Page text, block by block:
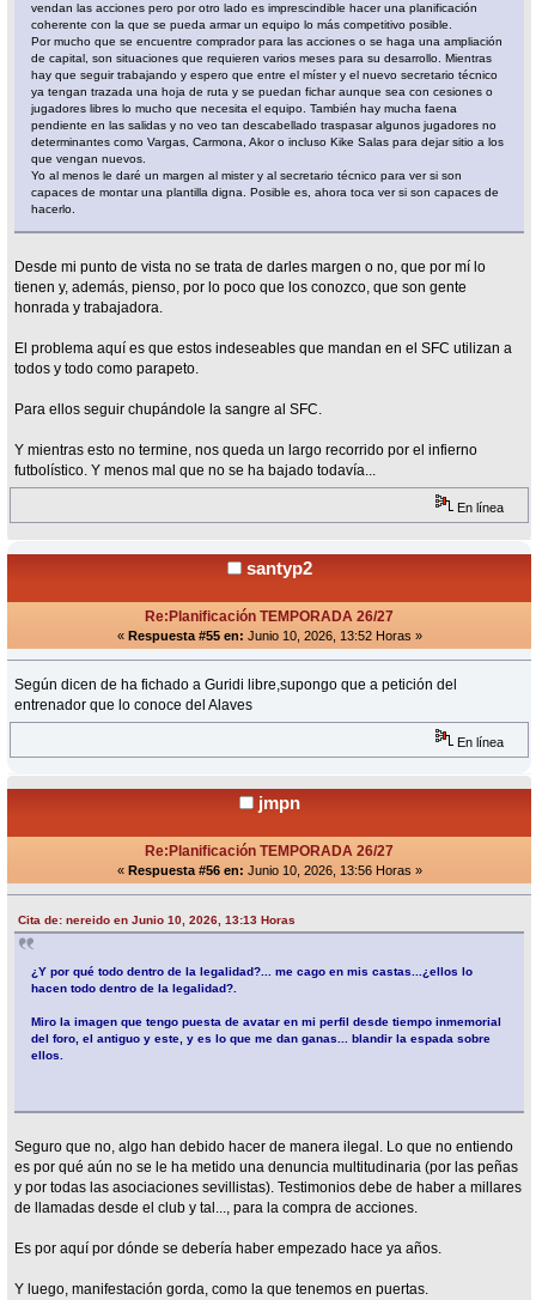
vendan las acciones pero por otro lado es imprescindible hacer una planificación
coherente con la que se pueda armar un equipo lo más competitivo posible.
Por mucho que se encuentre comprador para las acciones o se haga una ampliación
de capital, son situaciones que requieren varios meses para su desarrollo. Mientras
hay que seguir trabajando y espero que entre el míster y el nuevo secretario técnico
ya tengan trazada una hoja de ruta y se puedan fichar aunque sea con cesiones o
jugadores libres lo mucho que necesita el equipo. También hay mucha faena
pendiente en las salidas y no veo tan descabellado traspasar algunos jugadores no
determinantes como Vargas, Carmona, Akor o incluso Kike Salas para dejar sitio a los
que vengan nuevos.
Yo al menos le daré un margen al mister y al secretario técnico para ver si son
capaces de montar una plantilla digna. Posible es, ahora toca ver si son capaces de
hacerlo.
Desde mi punto de vista no se trata de darles margen o no, que por mí lo
tienen y, además, pienso, por lo poco que los conozco, que son gente
honrada y trabajadora.
El problema aquí es que estos indeseables que mandan en el SFC utilizan a
todos y todo como parapeto.
Para ellos seguir chupándole la sangre al SFC.
Y mientras esto no termine, nos queda un largo recorrido por el infierno
futbolístico. Y menos mal que no se ha bajado todavía...
En línea
santyp2
Re:Planificación TEMPORADA 26/27
« Respuesta #55 en: Junio 10, 2026, 13:52 Horas »
Según dicen de ha fichado a Guridi libre,supongo que a petición del
entrenador que lo conoce del Alaves
En línea
jmpn
Re:Planificación TEMPORADA 26/27
« Respuesta #56 en: Junio 10, 2026, 13:56 Horas »
Cita de: nereido en Junio 10, 2026, 13:13 Horas
¿Y por qué todo dentro de la legalidad?... me cago en mis castas...¿ellos lo
hacen todo dentro de la legalidad?.
Miro la imagen que tengo puesta de avatar en mi perfil desde tiempo inmemorial
del foro, el antiguo y este, y es lo que me dan ganas... blandir la espada sobre
ellos.
Seguro que no, algo han debido hacer de manera ilegal. Lo que no entiendo
es por qué aún no se le ha metido una denuncia multitudinaria (por las peñas
y por todas las asociaciones sevillistas). Testimonios debe de haber a millares
de llamadas desde el club y tal..., para la compra de acciones.
Es por aquí por dónde se debería haber empezado hace ya años.
Y luego, manifestación gorda, como la que tenemos en puertas.